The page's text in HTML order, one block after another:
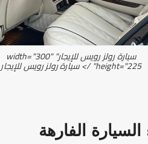
سيارة رولز رويسللإيجار " width="300"
height="225" /> سيارةرولز رويسللإيجار
سيارة الفارهة